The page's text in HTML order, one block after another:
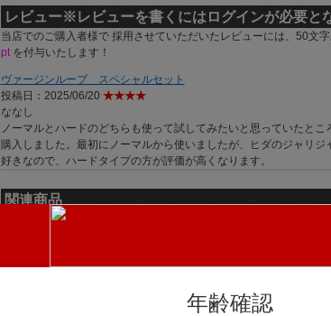
年齢確認
レビュー※レビューを書くにはログインが必要と
当店でのご購入者様で 採用させていただいたレビューには、50文字
ptを付与いたします！
ヴァージンループ スペシャルセット
投稿日：2025/06/20 ★★★★
ななし
ノーマルとハードのどちらも使って試してみたいと思っていたと
購入しました。最初にノーマルから使いましたが、ヒダのジャリ
好きなので、ハードタイプの方が評価が高くなります。
関連商品